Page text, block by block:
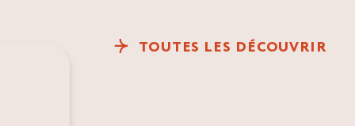
TOUTES LES DÉCOUVRIR